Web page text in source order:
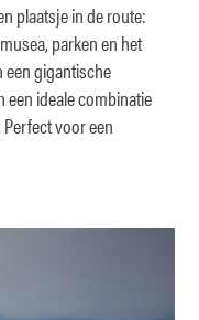
plaatsje in de route:
parken en het
een gigantische
een ideale combinatie
voor een